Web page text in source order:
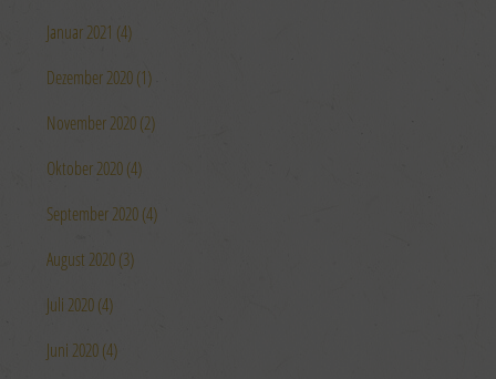
Januar 2021 (4)
Dezember 2020 (1)
November 2020 (2)
Oktober 2020 (4)
September 2020 (4)
August 2020 (3)
Juli 2020 (4)
Juni 2020 (4)